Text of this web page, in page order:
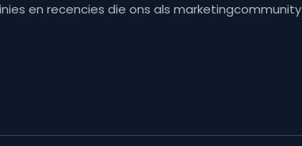
en recencies die ons als marketingcommunity